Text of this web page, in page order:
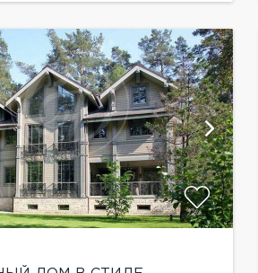
показать ещё 6 фотографий